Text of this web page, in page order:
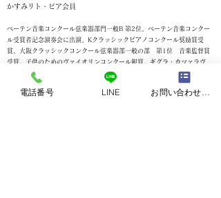
​かすみリト・ピア会員
ベーテン音楽コンクール弦楽器部門一般B 第2位​​。べーテン音楽コンクー
ル受賞者記念演奏会に出演。 Kクラッシックピアノコンクール奨励賞受
賞。大阪クラッシックコンクール弦楽器部一般の部 第1位 音楽監督賞
受賞。子供のためのヴァイオリンコンクール銀賞。ギグラ・カツァラヴ
ァ ピアノマスタークラス修了。
これまでに、ピアノを三木諭、中岡秀彦。ヴァイオリンを大竹広治、石橋
電話番号 LINE